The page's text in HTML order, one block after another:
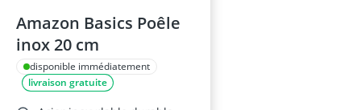
Amazon Basics Poêle
inox 20 cm
disponible immédiatement
livraison gratuite